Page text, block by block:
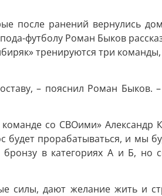
после ранений вернулись
футболу Роман Быков
тренируются три
– пояснил Роман
со СВОими» Александр
будет прорабатываться, и мы
в категориях А и Б, но
силы, дают желание жить и